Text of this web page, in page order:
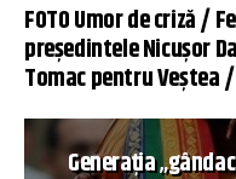
FOTO Umor de criză /
președintele Nicușor
Tomac pentru Veștea
Generația